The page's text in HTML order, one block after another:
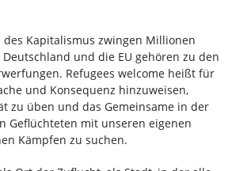
Kapitalismus zwingen Millionen
und die EU gehören zu den
Refugees welcome heißt für
und Konsequenz hinzuweisen,
zu üben und das Gemeinsame in der
Geflüchteten mit unseren eigenen
Kämpfen zu suchen.